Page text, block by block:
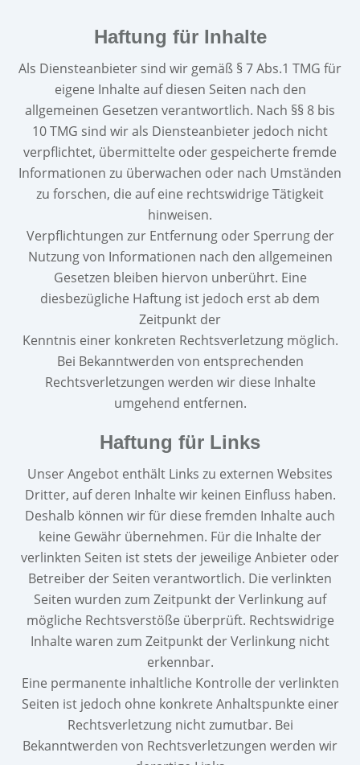
Haftung für Inhalte
Als Diensteanbieter sind wir gemäß § 7 Abs.1 TMG für
eigene Inhalte auf diesen Seiten nach den
allgemeinen Gesetzen verantwortlich. Nach §§ 8 bis
10 TMG sind wir als Diensteanbieter jedoch nicht
verpflichtet, übermittelte oder gespeicherte fremde
Informationen zu überwachen oder nach Umständen
zu forschen, die auf eine rechtswidrige Tätigkeit
hinweisen.
Verpflichtungen zur Entfernung oder Sperrung der
Nutzung von Informationen nach den allgemeinen
Gesetzen bleiben hiervon unberührt. Eine
diesbezügliche Haftung ist jedoch erst ab dem
Zeitpunkt der
Kenntnis einer konkreten Rechtsverletzung möglich.
Bei Bekanntwerden von entsprechenden
Rechtsverletzungen werden wir diese Inhalte
umgehend entfernen.
Haftung für Links
Unser Angebot enthält Links zu externen Websites
Dritter, auf deren Inhalte wir keinen Einfluss haben.
Deshalb können wir für diese fremden Inhalte auch
keine Gewähr übernehmen. Für die Inhalte der
verlinkten Seiten ist stets der jeweilige Anbieter oder
Betreiber der Seiten verantwortlich. Die verlinkten
Seiten wurden zum Zeitpunkt der Verlinkung auf
mögliche Rechtsverstöße überprüft. Rechtswidrige
Inhalte waren zum Zeitpunkt der Verlinkung nicht
erkennbar.
Eine permanente inhaltliche Kontrolle der verlinkten
Seiten ist jedoch ohne konkrete Anhaltspunkte einer
Rechtsverletzung nicht zumutbar. Bei
Bekanntwerden von Rechtsverletzungen werden wir